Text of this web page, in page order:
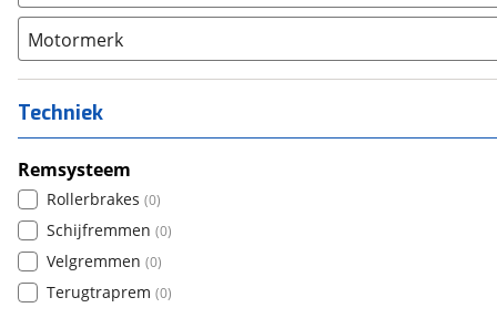
Overig (0)
Motormerk
Bosch (0)
Yamaha
Stromer (0)
Giant (0)
Brose (0)
Panasonic (0)
Shimano (0)
E-motion (0)
Techniek
Remsysteem
Rollerbrakes (0)
Schijfremmen (0)
Velgremmen (0)
Terugtraprem (0)